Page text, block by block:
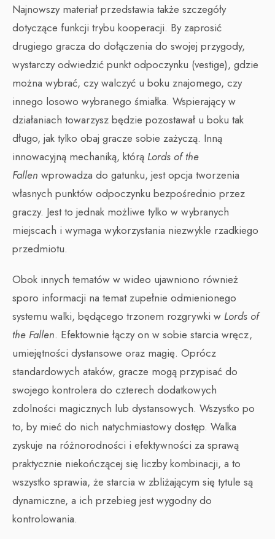
Najnowszy materiał przedstawia także szczegóły
dotyczące funkcji trybu kooperacji. By zaprosić
drugiego gracza do dołączenia do swojej przygody,
wystarczy odwiedzić punkt odpoczynku (vestige), gdzie
można wybrać, czy walczyć u boku znajomego, czy
innego losowo wybranego śmiałka. Wspierający w
działaniach towarzysz będzie pozostawał u boku tak
długo, jak tylko obaj gracze sobie zażyczą. Inną
innowacyjną mechaniką, którą Lords of the
Fallen wprowadza do gatunku, jest opcja tworzenia
własnych punktów odpoczynku bezpośrednio przez
graczy. Jest to jednak możliwe tylko w wybranych
miejscach i wymaga wykorzystania niezwykle rzadkiego
przedmiotu.
Obok innych tematów w wideo ujawniono również
sporo informacji na temat zupełnie odmienionego
systemu walki, będącego trzonem rozgrywki w Lords of
the Fallen. Efektownie łączy on w sobie starcia wręcz,
umiejętności dystansowe oraz magię. Oprócz
standardowych ataków, gracze mogą przypisać do
swojego kontrolera do czterech dodatkowych
zdolności magicznych lub dystansowych. Wszystko po
to, by mieć do nich natychmiastowy dostęp. Walka
zyskuje na różnorodności i efektywności za sprawą
praktycznie niekończącej się liczby kombinacji, a to
wszystko sprawia, że starcia w zbliżającym się tytule są
dynamiczne, a ich przebieg jest wygodny do
kontrolowania.